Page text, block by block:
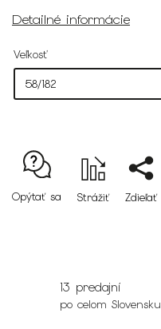
Detailné informácie
Veľkosť
Opýtať sa Strážiť Zdieľať
13 predajní
po celom Slovensku